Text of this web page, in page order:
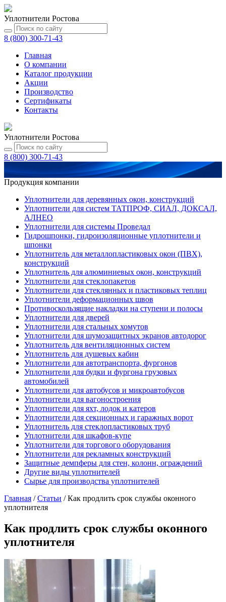
Уплотнители Ростова
8 (800) 300-71-43
Главная
О компании
Каталог продукции
Акции
Производство
Сертификаты
Контакты
Уплотнители Ростова
8 (800) 300-71-43
Продукция компании
Уплотнители для деревянных окон, конструкций
Уплотнители для систем ТАТПРОФ, СИАЛ, ДОКСАЛ,
АЛНЕО
Уплотнители для системы Проведал
Гидрошпонки, гидроизоляционные уплотнители и
шпонки
Уплотнитель для металлопластиковых окон (ПВХ),
конструкций
Уплотнитель для алюминиевых окон, конструкций
Уплотнители для стеклопакетов
Уплотнители для стеклянных и пластиковых теплиц
Уплотнители деформационных швов
Противоскользящие накладки на ступени и полосы
Уплотнители для дверей
Уплотнители для стальных хомутов
Уплотнители для шумозащитных экранов автодорог
Уплотнитель для вентиляционных систем
Уплотнитель для душевых кабин
Уплотнители для автотранспорта, фургонов
Уплотнители для будки и фургона грузовых
автомобилей
Уплотнители для автобусов и микроавтобусов
Уплотнители для вагоностроения
Уплотнители для яхт, лодок и катеров
Уплотнители для секционных и гаражных ворот
Уплотнитель для стеклопластиковых труб
Уплотнители для шкафов-купе
Уплотнители для торгового оборудования
Уплотнители для рекламных конструкций
Защитные демпферы для стен, колонн, ограждений
Другие виды уплотнителей
Сырье для производства уплотнителей
Главная /Статьи /Как продлить срок службы оконного
уплотнителя
Как продлить срок службы оконного
уплотнителя